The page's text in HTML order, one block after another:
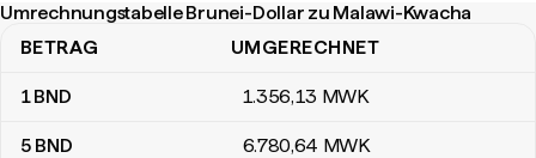
Umrechnungstabelle Brunei-Dollar zu Malawi-Kwacha
Umrechnungstabelle Brunei-Dollar zu Malawi-Kwacha
BETRAG UMGERECHNET
1BND 1.356,13 MWK
5 BND 6.780,64 MWK